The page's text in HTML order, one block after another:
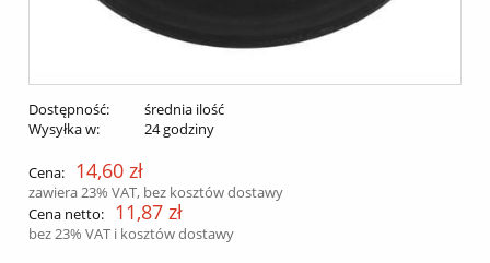
Dostępność:
średnia ilość
Wysyłka w:
24 godziny
Cena: 14,60 zł
zawiera 23% VAT, bez kosztów dostawy
Cena netto:
11,87 zł
bez 23% VAT i kosztów dostawy